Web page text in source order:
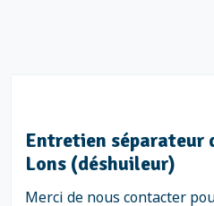
débourbeur à
de nous contacter pour obtenir